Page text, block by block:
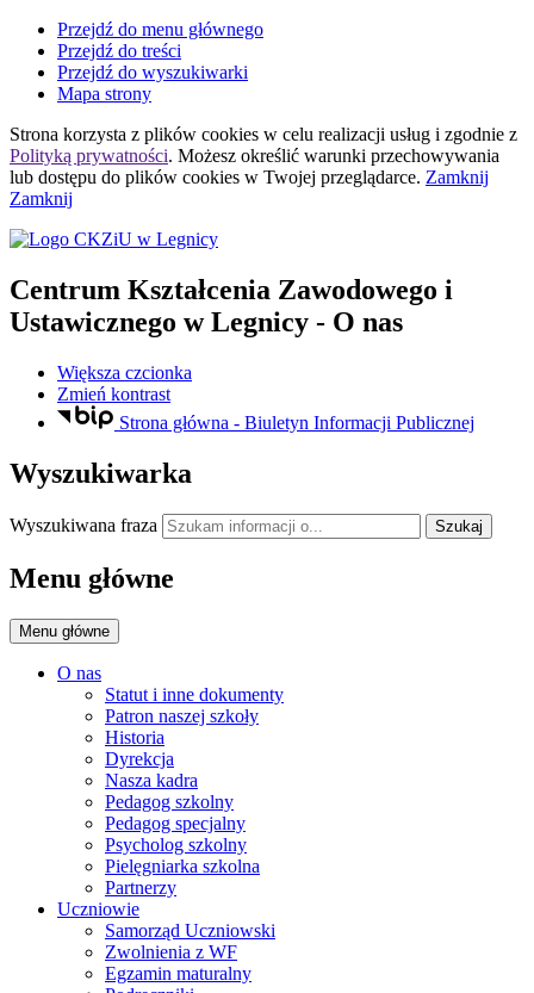
Przejdź do menu głównego
Przejdź do treści
Przejdź do wyszukiwarki
Mapa strony
Strona korzysta z plików cookies w celu realizacji usług i zgodnie z
Polityką prywatności. Możesz określić warunki przechowywania
lub dostępu do plików cookies w Twojej przeglądarce. Zamknij
Zamknij
Centrum Kształcenia Zawodowego i
Ustawicznego w Legnicy - O nas
Większa czcionka
Zmień kontrast
Strona główna - Biuletyn Informacji Publicznej
Wyszukiwarka
Wyszukiwana fraza Szukaj
Menu główne
Menu główne
O nas
Statut i inne dokumenty
Patron naszej szkoły
Historia
Dyrekcja
Nasza kadra
Pedagog szkolny
Pedagog specjalny
Psycholog szkolny
Pielęgniarka szkolna
Partnerzy
Uczniowie
Samorząd Uczniowski
Zwolnienia z WF
Egzamin maturalny